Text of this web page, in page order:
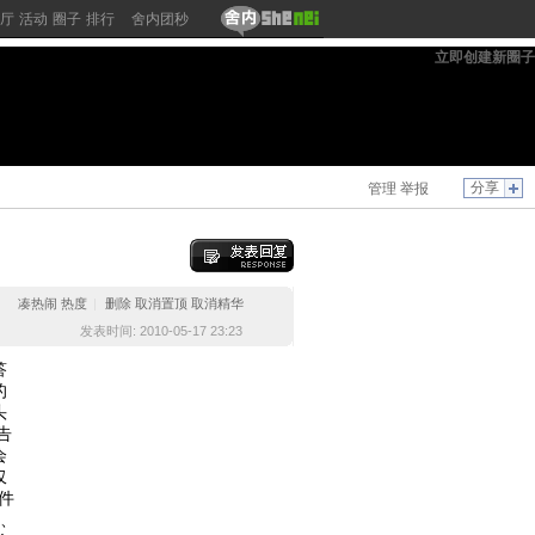
活动 圈子 排行 舍内团秒
立即创建新圈子
分享
管理 举报
凑热闹 热度 删除 取消置顶 取消精华
发表时间: 2010-05-17 23:23